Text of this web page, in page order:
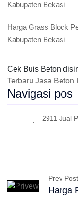
Kabupaten Bekasi
Harga Grass Block
Kabupaten Bekasi
Cek Buis Beton
Terbaru Jasa Beton
Navigasi pos
2911 Jual
Prev Post
Harga